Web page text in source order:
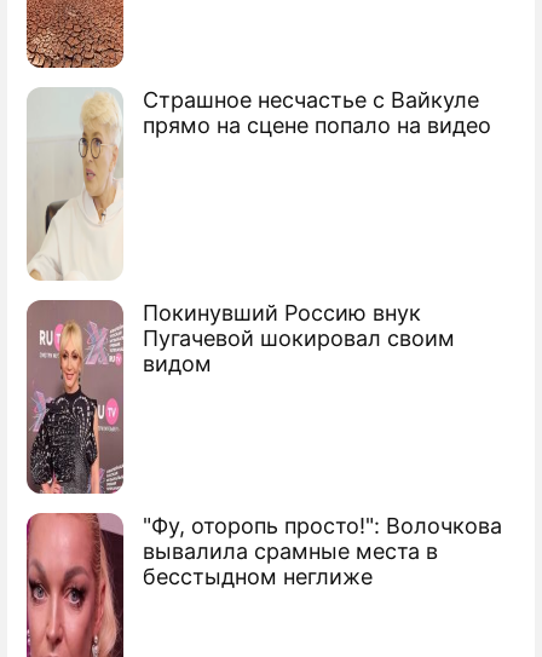
Страшное несчастье с Вайкуле
прямо на сцене попало на видео
Покинувший Россию внук
Пугачевой шокировал своим
видом
"Фу, оторопь просто!": Волочкова
вывалила срамные места в
бесстыдном неглиже
Киева
Эстонцы выступили против "Северного
потока"
Российский газ придет в Финляндию по
морю
Сюжеты
Ресурсы